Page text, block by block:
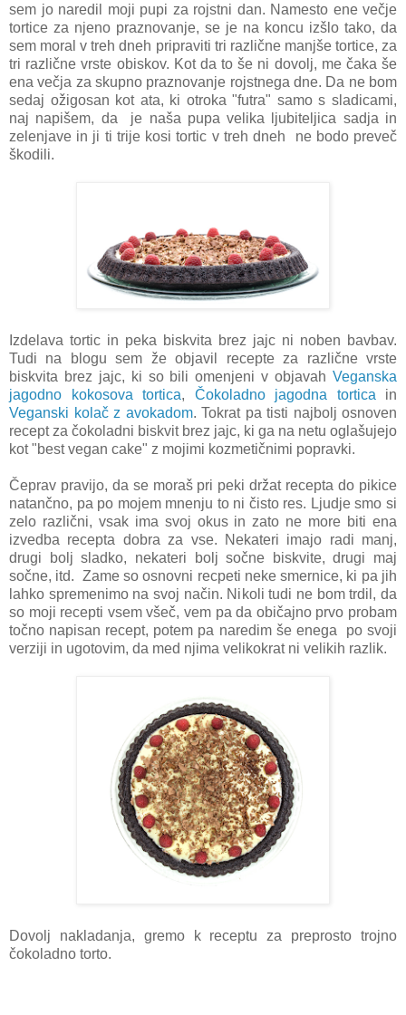
sem jo naredil moji pupi za rojstni dan. Namesto ene večje
tortice za njeno praznovanje, se je na koncu izšlo tako, da
sem moral v treh dneh pripraviti tri različne manjše tortice, za
tri različne vrste obiskov. Kot da to še ni dovolj, me čaka še
ena večja za skupno praznovanje rojstnega dne. Da ne bom
sedaj ožigosan kot ata, ki otroka "futra" samo s sladicami,
naj napišem, da je naša pupa velika ljubiteljica sadja in
zelenjave in ji ti trije kosi tortic v treh dneh ne bodo preveč
škodili.
Izdelava tortic in peka biskvita brez jajc ni noben bavbav.
Tudi na blogu sem že objavil recepte za različne vrste
biskvita brez jajc, ki so bili omenjeni v objavah Veganska
jagodno kokosova tortica, Čokoladno jagodna tortica in
Veganski kolač z avokadom. Tokrat pa tisti najbolj osnoven
recept za čokoladni biskvit brez jajc, ki ga na netu oglašujejo
kot "best vegan cake" z mojimi kozmetičnimi popravki.
Čeprav pravijo, da se moraš pri peki držat recepta do pikice
natančno, pa po mojem mnenju to ni čisto res. Ljudje smo si
zelo različni, vsak ima svoj okus in zato ne more biti ena
izvedba recepta dobra za vse. Nekateri imajo radi manj,
drugi bolj sladko, nekateri bolj sočne biskvite, drugi maj
sočne, itd. Zame so osnovni recpeti neke smernice, ki pa jih
lahko spremenimo na svoj način. Nikoli tudi ne bom trdil, da
so moji recepti vsem všeč, vem pa da običajno prvo probam
točno napisan recept, potem pa naredim še enega po svoji
verziji in ugotovim, da med njima velikokrat ni velikih razlik.
Dovolj nakladanja, gremo k receptu za preprosto trojno
čokoladno torto.